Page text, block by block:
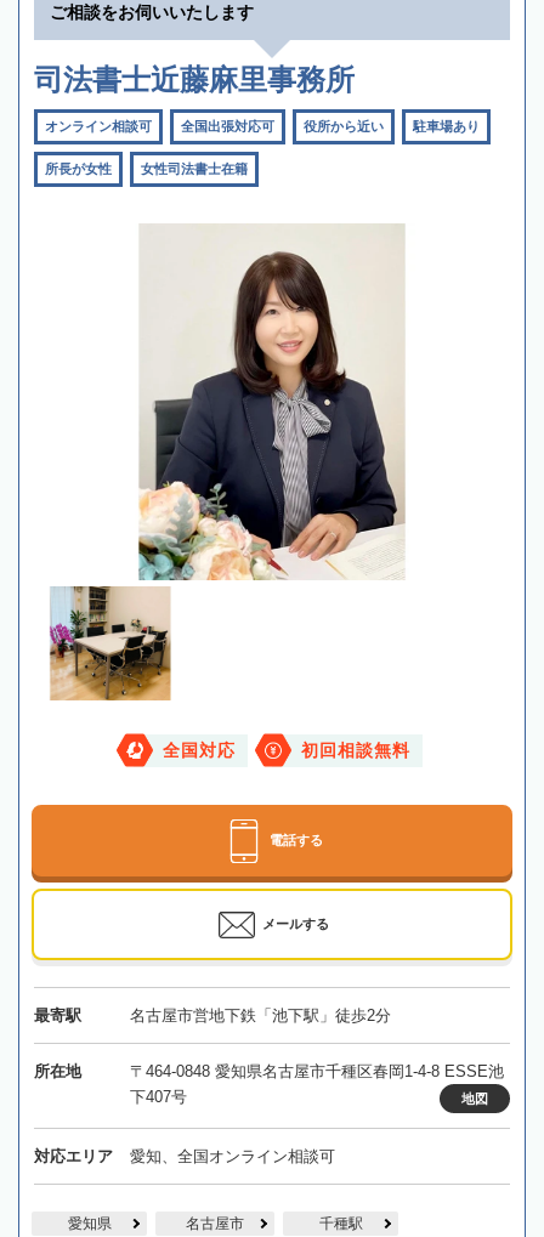
ご相談をお伺いいたします
司法書士近藤麻里事務所
オンライン相談可 全国出張対応可 役所から近い 駐車場あり
所長が女性 女性司法書士在籍
全国対応 初回相談無料
電話する
メールする
最寄駅 名古屋市営地下鉄「池下駅」徒歩2分
所在地
〒464-0848 愛知県名古屋市千種区春岡1-4-8 ESSE池
下407号
地図
対応エリア 愛知、全国オンライン相談可
愛知県 名古屋市 千種駅